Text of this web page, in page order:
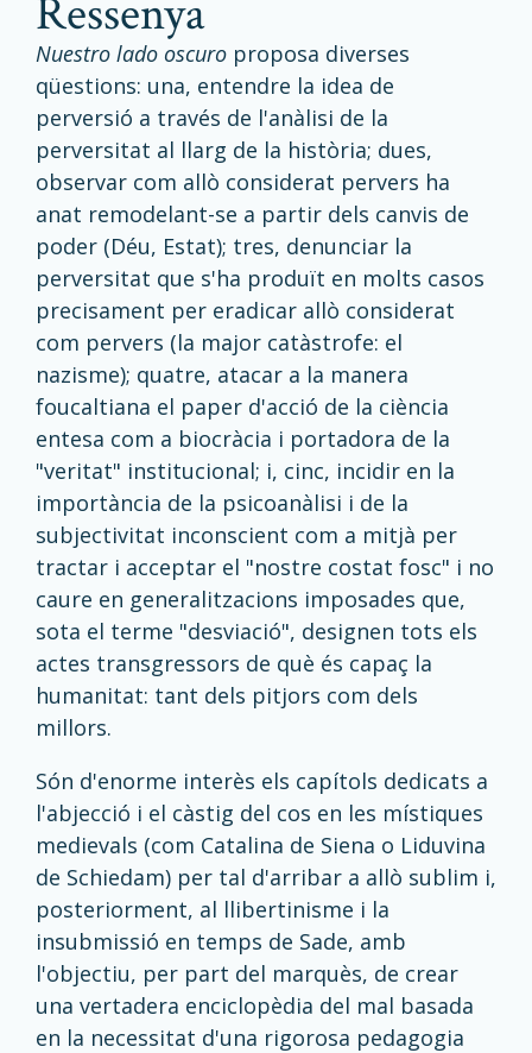
ressenya
Nuestro lado oscuro proposa diverses
qüestions: una, entendre la idea de
perversió a través de l'anàlisi de la
perversitat al llarg de la història; dues,
observar com allò considerat pervers ha
anat remodelant-se a partir dels canvis de
poder (Déu, Estat); tres, denunciar la
perversitat que s'ha produït en molts casos
precisament per eradicar allò considerat
com pervers (la major catàstrofe: el
nazisme); quatre, atacar a la manera
foucaltiana el paper d'acció de la ciència
entesa com a biocràcia i portadora de la
"veritat" institucional; i, cinc, incidir en la
importància de la psicoanàlisi i de la
subjectivitat inconscient com a mitjà per
tractar i acceptar el "nostre costat fosc" i no
caure en generalitzacions imposades que,
sota el terme "desviació", designen tots els
actes transgressors de què és capaç la
humanitat: tant dels pitjors com dels
millors.
Són d'enorme interès els capítols dedicats a
l'abjecció i el càstig del cos en les místiques
medievals (com Catalina de Siena o Liduvina
de Schiedam) per tal d'arribar a allò sublim i,
posteriorment, al llibertinisme i la
insubmissió en temps de Sade, amb
l'objectiu, per part del marquès, de crear
una vertadera enciclopèdia del mal basada
en la necessitat d'una rigorosa pedagogia